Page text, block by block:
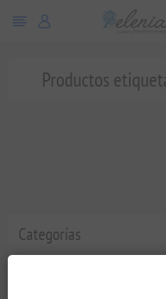
Categorías
Productos